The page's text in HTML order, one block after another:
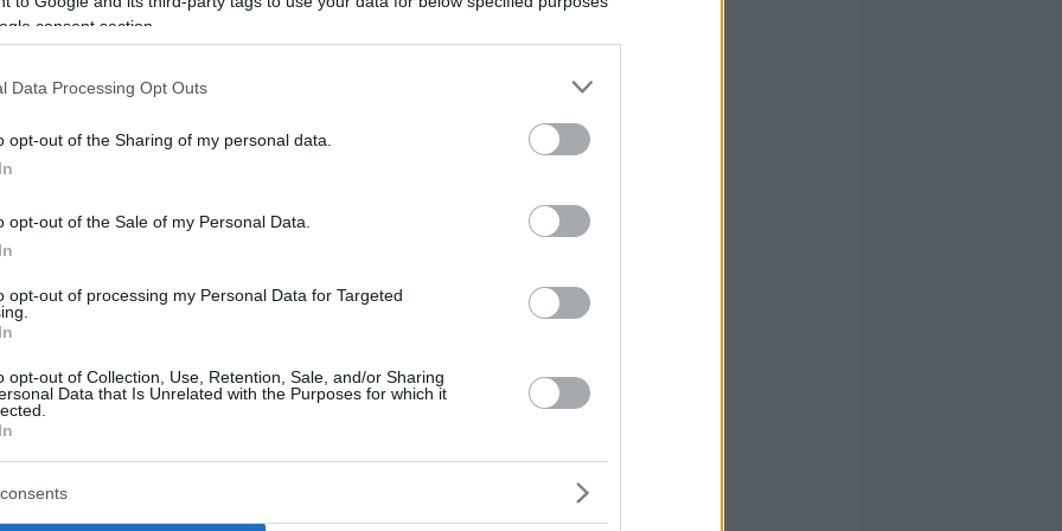
consent section.
Data Processing Opt Outs
opt-out of the Sharing of my personal data.
opt-out of the Sale of my Personal Data.
opt-out of processing my Personal Data for Targeted
opt-out of Collection, Use, Retention, Sale, and/or Sharing
Data that Is Unrelated with the Purposes for which it
πρώτη, έβαλε τον
οι προβλέψεις του εμπεριείχαν (και)
για μία πιο σαφή αιτιολόγηση.
πρώτες δύο θέσεις”.
γκαρντ δε δίστασε να βάλει τη
the EuroLeague Standings Prediction